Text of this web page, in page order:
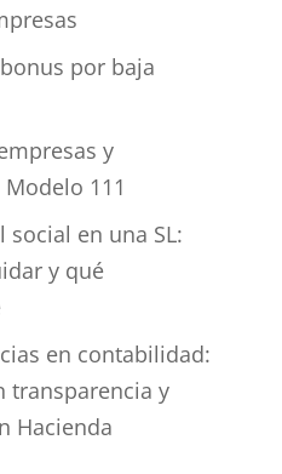
por baja
y
111
social en una SL:
y qué
en contabilidad:
transparencia y
Hacienda